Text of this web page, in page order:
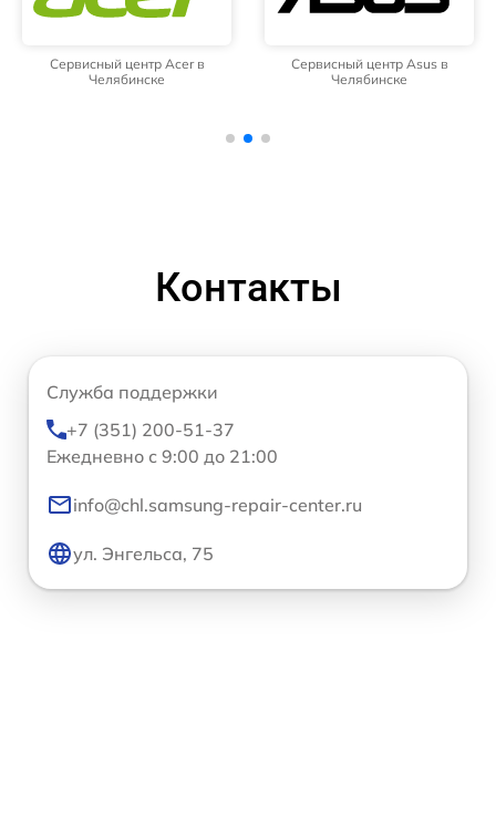
Сервисный центр Acer в
Челябинске
Сервисный центр Asus в
Челябинске
Контакты
Служба поддержки
+7 (351) 200-51-37
Ежедневно с 9:00 до 21:00
info@chl.samsung-repair-center.ru
ул. Энгельса, 75